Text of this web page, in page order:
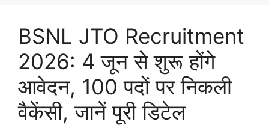
BSNL JTO Recruitment
2026: 4 जून से शुरू होंगे
आवेदन, 100 पदों पर निकली
वैकेंसी, जानें पूरी डिटेल